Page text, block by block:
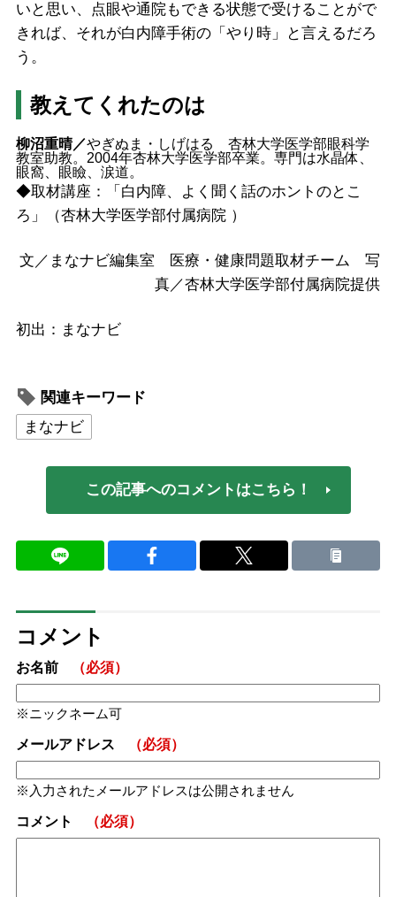
いと思い、点眼や通院もできる状態で受けることがで
きれば、それが白内障手術の「やり時」と言えるだろ
う。
教えてくれたのは
柳沼重晴／やぎぬま・しげはる 杏林大学医学部眼科学
教室助教。2004年杏林大学医学部卒業。専門は水晶体、
眼窩、眼瞼、涙道。
◆取材講座：「白内障、よく聞く話のホントのとこ
ろ」（杏林大学医学部付属病院 ）
文／まなナビ編集室 医療・健康問題取材チーム 写
真／杏林大学医学部付属病院提供
初出：まなナビ
関連キーワード
まなナビ
この記事へのコメントはこちら！
コメント
お名前 （必須）
ニックネーム可
メールアドレス （必須）
入力されたメールアドレスは公開されません
コメント （必須）